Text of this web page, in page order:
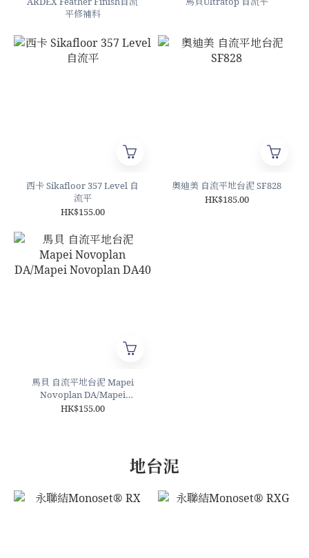
平修補料
西卡 Sikafloor 357 Level 自
流平
HK$155.00
奧迪美 自流平地台泥 SF828
HK$185.00
馬貝 自流平地台泥 Mapei
Novoplan DA/Mapei
Novoplan DA40
HK$155.00
地台泥